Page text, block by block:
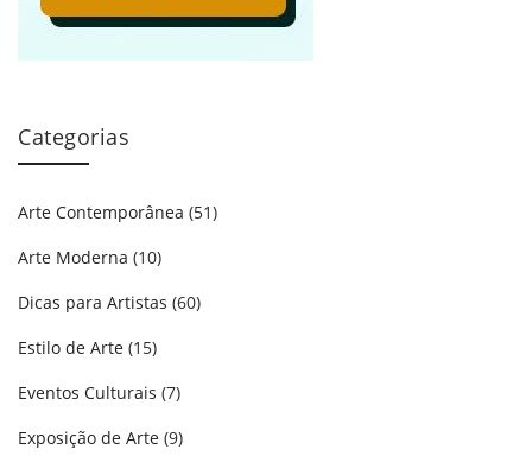
Categorias
Arte Contemporânea (51)
Arte Moderna (10)
Dicas para Artistas (60)
Estilo de Arte (15)
Eventos Culturais (7)
Exposição de Arte (9)